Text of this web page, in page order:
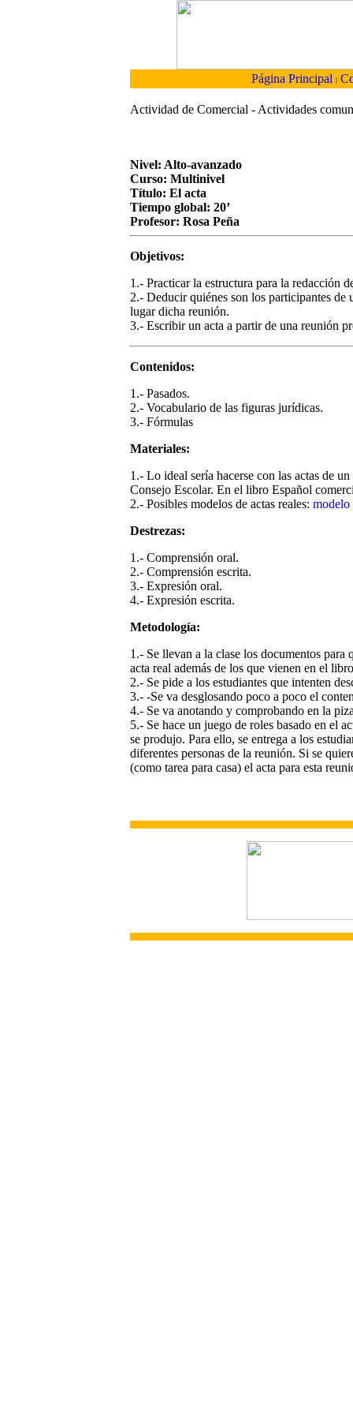
Página Principal |
Actividad de Comercial - Actividades
Nivel: Alto-avanzado
Curso: Multinivel
Título: El acta
Tiempo global: 20’
Profesor: Rosa Peña
Objetivos:
1.- Practicar la estructura para la redacción
2.- Deducir quiénes son los participantes
lugar dicha reunión.
3.- Escribir un acta a partir de una reunión
Contenidos:
1.- Pasados.
2.- Vocabulario de las figuras jurídicas.
3.- Fórmulas
Materiales:
1.- Lo ideal sería hacerse con las actas de
Consejo Escolar. En el libro Español
2.- Posibles modelos de actas reales: modelo
Destrezas:
1.- Comprensión oral.
2.- Comprensión escrita.
3.- Expresión oral.
4.- Expresión escrita.
Metodología:
1.- Se llevan a la clase los documentos
acta real además de los que vienen en el
2.- Se pide a los estudiantes que intenten
3.- -Se va desglosando poco a poco el
4.- Se va anotando y comprobando en la
5.- Se hace un juego de roles basado en el
se produjo. Para ello, se entrega a los
diferentes personas de la reunión. Si se
(como tarea para casa) el acta para esta